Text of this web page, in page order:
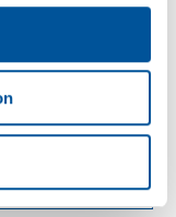
Supervisor